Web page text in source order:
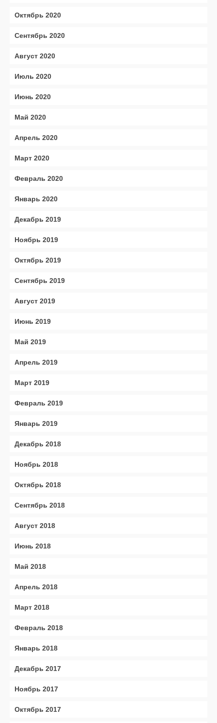
Октябрь 2020
Сентябрь 2020
Август 2020
Июль 2020
Июнь 2020
Май 2020
Апрель 2020
Март 2020
Февраль 2020
Январь 2020
Декабрь 2019
Ноябрь 2019
Октябрь 2019
Сентябрь 2019
Август 2019
Июнь 2019
Май 2019
Апрель 2019
Март 2019
Февраль 2019
Январь 2019
Декабрь 2018
Ноябрь 2018
Октябрь 2018
Сентябрь 2018
Август 2018
Июнь 2018
Май 2018
Апрель 2018
Март 2018
Февраль 2018
Январь 2018
Декабрь 2017
Ноябрь 2017
Октябрь 2017